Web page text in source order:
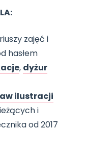
zajęć i
hasłem
, dyżur
ilustracji
i
od 2017